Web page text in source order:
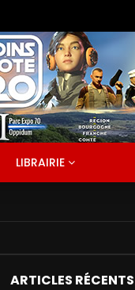
LIBRAIRIE
ARTICLES RÉCENTS